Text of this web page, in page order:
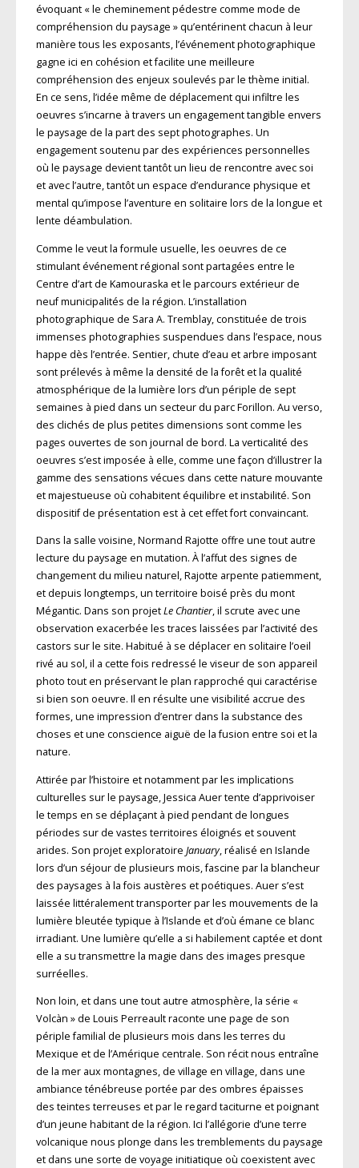
évoquant « le cheminement pédestre comme mode de
compréhension du paysage » qu’entérinent chacun à leur
manière tous les exposants, l’événement photographique
gagne ici en cohésion et facilite une meilleure
compréhension des enjeux soulevés par le thème initial.
En ce sens, l’idée même de déplacement qui infiltre les
oeuvres s’incarne à travers un engagement tangible envers
le paysage de la part des sept photographes. Un
engagement soutenu par des expériences personnelles
où le paysage devient tantôt un lieu de rencontre avec soi
et avec l’autre, tantôt un espace d’endurance physique et
mental qu’impose l’aventure en solitaire lors de la longue et
lente déambulation.
Comme le veut la formule usuelle, les oeuvres de ce
stimulant événement régional sont partagées entre le
Centre d’art de Kamouraska et le parcours extérieur de
neuf municipalités de la région. L’installation
photographique de Sara A. Tremblay, constituée de trois
immenses photographies suspendues dans l’espace, nous
happe dès l’entrée. Sentier, chute d’eau et arbre imposant
sont prélevés à même la densité de la forêt et la qualité
atmosphérique de la lumière lors d’un périple de sept
semaines à pied dans un secteur du parc Forillon. Au verso,
des clichés de plus petites dimensions sont comme les
pages ouvertes de son journal de bord. La verticalité des
oeuvres s’est imposée à elle, comme une façon d’illustrer la
gamme des sensations vécues dans cette nature mouvante
et majestueuse où cohabitent équilibre et instabilité. Son
dispositif de présentation est à cet effet fort convaincant.
Dans la salle voisine, Normand Rajotte offre une tout autre
lecture du paysage en mutation. À l’affut des signes de
changement du milieu naturel, Rajotte arpente patiemment,
et depuis longtemps, un territoire boisé près du mont
Mégantic. Dans son projetLe Chantier, il scrute avec une
observation exacerbée les traces laissées par l’activité des
castors sur le site. Habitué à se déplacer en solitaire l’oeil
rivé au sol, il a cette fois redressé le viseur de son appareil
photo tout en préservant le plan rapproché qui caractérise
si bien son oeuvre. Il en résulte une visibilité accrue des
formes, une impression d’entrer dans la substance des
choses et une conscience aiguë de la fusion entre soi et la
nature.
Attirée par l’histoire et notamment par les implications
culturelles sur le paysage, Jessica Auer tente d’apprivoiser
le temps en se déplaçant à pied pendant de longues
périodes sur de vastes territoires éloignés et souvent
arides. Son projet exploratoire January, réalisé en Islande
lors d’un séjour de plusieurs mois, fascine par la blancheur
des paysages à la fois austères et poétiques. Auer s’est
laissée littéralement transporter par les mouvements de la
lumière bleutée typique à l’Islande et d’où émane ce blanc
irradiant. Une lumière qu’elle a si habilement captée et dont
elle a su transmettre la magie dans des images presque
surréelles.
Non loin, et dans une tout autre atmosphère, la série «
Volcàn » de Louis Perreault raconte une page de son
périple familial de plusieurs mois dans les terres du
Mexique et de l’Amérique centrale. Son récit nous entraîne
de la mer aux montagnes, de village en village, dans une
ambiance ténébreuse portée par des ombres épaisses
des teintes terreuses et par le regard taciturne et poignant
d’un jeune habitant de la région. Ici l’allégorie d’une terre
volcanique nous plonge dans les tremblements du paysage
et dans une sorte de voyage initiatique où coexistent avec